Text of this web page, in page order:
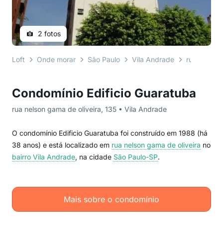
Condomínio Edificio Guaratuba
rua nelson gama de oliveira, 135 • Vila Andrade
O condomínio Edificio Guaratuba foi construído em 1988 (há
38 anos) e está localizado em rua nelson gama de oliveira no
bairro Vila Andrade, na cidade São Paulo-SP.
Mais sobre o condomínio
2 fotos
Loft Onde morar São Paulo Vila Andrade rua nelson